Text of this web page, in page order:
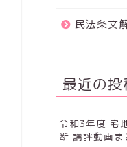
民法条文
最近の投
令和3年度 宅
断 講評動画